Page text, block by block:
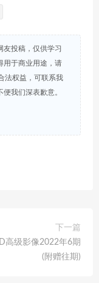
友投稿，仅供学习
用于商业用途，请
法权益，可联系我
我们深表歉意。
下一篇
高级影像2022年6期
(附赠往期)